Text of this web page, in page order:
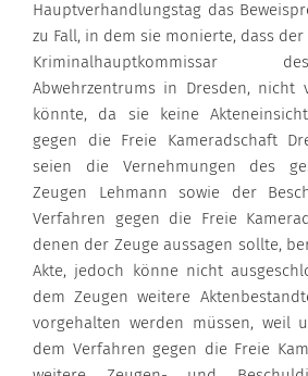
Hauptverhandlungstag das
zu Fall, in dem sie monierte, dass der
Kriminalhauptkommissar
Abwehrzentrums in Dresden, nicht
könnte, da sie keine
gegen die Freie Kameradschaft
seien die Vernehmungen des
Zeugen Lehmann sowie der
Verfahren gegen die Freie
denen der Zeuge aussagen sollte,
Akte, jedoch könne nicht
dem Zeugen weitere
vorgehalten werden müssen, weil
dem Verfahren gegen die Freie